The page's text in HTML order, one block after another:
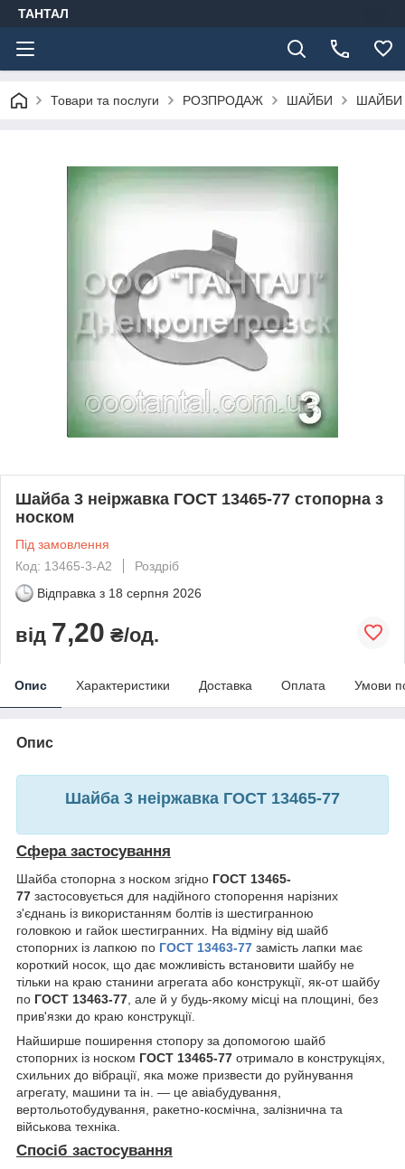
ТАНТАЛ
Товари та послуги РОЗПРОДАЖ ШАЙБИ ШАЙБИ
Шайба 3 неіржавка ГОСТ 13465-77 стопорна з
носком
Під замовлення
Код: 13465-3-А2
Роздріб
Відправка з 18 серпня 2026
від 7,20 ₴/од.
Опис Характеристики Доставка Оплата Умови
Опис
Шайба 3 неіржавка ГОСТ 13465-77
Сфера застосування
Шайба стопорна з носком згідно ГОСТ 13465-
77 застосовується для надійного стопорення нарізних
з'єднань із використанням болтів із шестигранною
головкою и гайок шестигранних. На відміну від шайб
стопорних із лапкою по ГОСТ 13463-77 замість лапки має
короткий носок, що дає можливість встановити шайбу не
тільки на краю станини агрегата або конструкції, як-от шайбу
по ГОСТ 13463-77 , але й у будь-якому місці на площині, без
прив'язки до краю конструкції.
Найширше поширення стопору за допомогою шайб
стопорних із носком ГОСТ 13465-77 отримало в конструкціях,
схильних до вібрації, яка може призвести до руйнування
агрегату, машини та ін. ― це авіабудування,
вертольотобудування, ракетно-космічна, залізнична та
військова техніка.
Спосіб застосування